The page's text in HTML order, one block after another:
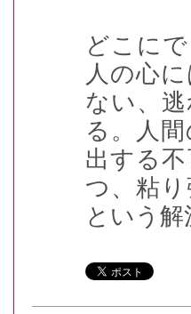
どこに
人の心
ない、
る。人
出する
つ、粘
という解